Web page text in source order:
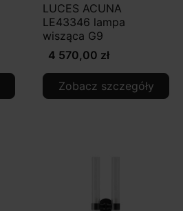
LUCES ACUNA
LE43346 lampa
wisząca G9
4 570,00 zł
Zobacz szczegóły